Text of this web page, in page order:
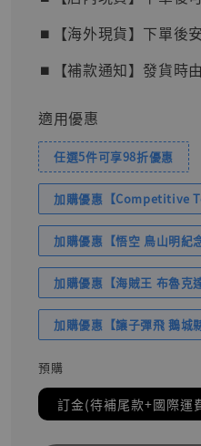
⏹︎【海外現貨】下單後
⏹︎【補款通知】發貨時
適用優惠
任選5件可享98折優惠
加購優惠【Competitive
加購優惠【悟空 鳥山明紀
加購優惠【海賊王 布魯克
加購優惠【讓子彈飛 鵝城
預購
訂金(待補尾款+國際運